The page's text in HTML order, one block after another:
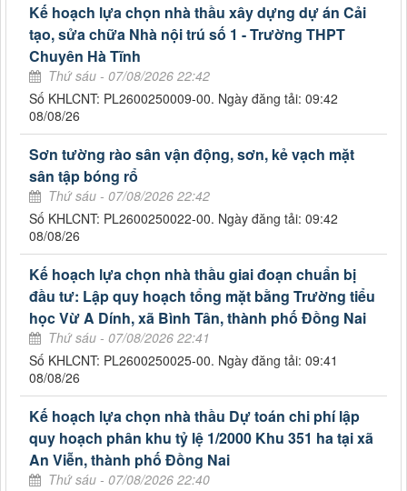
Kế hoạch lựa chọn nhà thầu xây dựng dự án Cải
tạo, sửa chữa Nhà nội trú số 1 - Trường THPT
Chuyên Hà Tĩnh
Thứ sáu - 07/08/2026 22:42
Số KHLCNT: PL2600250009-00. Ngày đăng tải: 09:42
08/08/26
Sơn tường rào sân vận động, sơn, kẻ vạch mặt
sân tập bóng rổ
Thứ sáu - 07/08/2026 22:42
Số KHLCNT: PL2600250022-00. Ngày đăng tải: 09:42
08/08/26
Kế hoạch lựa chọn nhà thầu giai đoạn chuẩn bị
đầu tư: Lập quy hoạch tổng mặt bằng Trường tiểu
học Vừ A Dính, xã Bình Tân, thành phố Đồng Nai
Thứ sáu - 07/08/2026 22:41
Số KHLCNT: PL2600250025-00. Ngày đăng tải: 09:41
08/08/26
Kế hoạch lựa chọn nhà thầu Dự toán chi phí lập
quy hoạch phân khu tỷ lệ 1/2000 Khu 351 ha tại xã
An Viễn, thành phố Đồng Nai
Thứ sáu - 07/08/2026 22:40